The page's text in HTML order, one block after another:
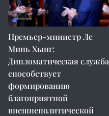
Премьер-министр Ле
Минь Хынг:
Дипломатическая служба
способствует
формированию
благоприятной
внешнеполитической